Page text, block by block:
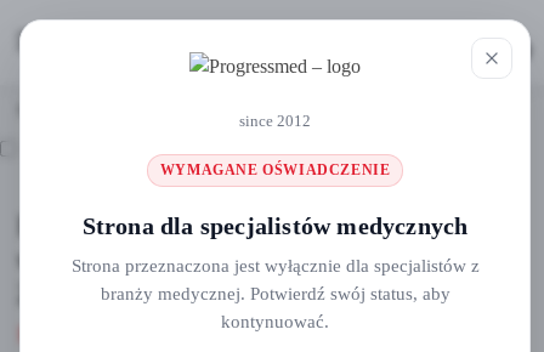
since 2012
WYMAGANE OŚWIADCZENIE
Strona dla specjalistów medycznych
Strona przeznaczona jest wyłącznie dla specjalistów z
branży medycznej. Potwierdź swój status, aby
kontynuować.
Inteross biomateriał pochodzenia
wołowego granulat -0.25-1.00mm-
2.0g(objętość:4.32cc)